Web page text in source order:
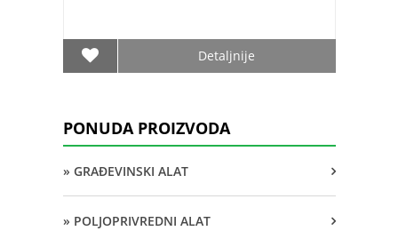
Detaljnije
PONUDA PROIZVODA
» GRAĐEVINSKI ALAT
» POLJOPRIVREDNI ALAT